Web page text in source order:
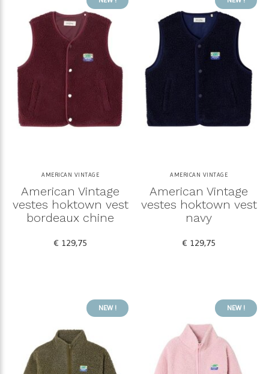
AMERICAN VINTAGE
American Vintage
vestes hoktown vest
bordeaux chine
€ 129,75
AMERICAN VINTAGE
American Vintage
vestes hoktown vest
navy
€ 129,75
NEW ! NEW !